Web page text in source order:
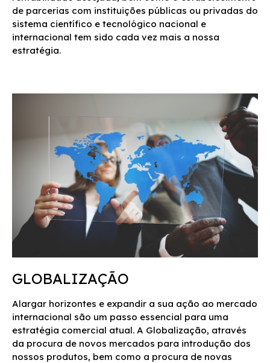
de parcerias com instituições públicas ou privadas do
sistema científico e tecnológico nacional e
internacional tem sido cada vez mais a nossa
estratégia.
GLOBALIZAÇÃO
Alargar horizontes e expandir a sua ação ao mercado
internacional são um passo essencial para uma
estratégia comercial atual. A Globalização, através
da procura de novos mercados para introdução dos
nossos produtos, bem como a procura de novas